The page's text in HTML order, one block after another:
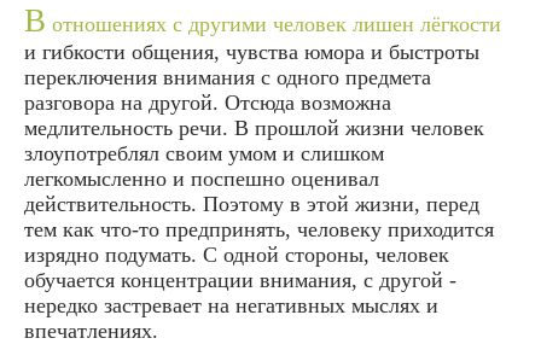
В отношениях с другими человек лишен лёгкости
и гибкости общения, чувства юмора и быстроты
переключения внимания с одного предмета
разговора на другой. Отсюда возможна
медлительность речи. В прошлой жизни человек
злоупотреблял своим умом и слишком
легкомысленно и поспешно оценивал
действительность. Поэтому в этой жизни, перед
тем как что-то предпринять, человеку приходится
изрядно подумать. С одной стороны, человек
обучается концентрации внимания, с другой -
нередко застревает на негативных мыслях и
впечатлениях.